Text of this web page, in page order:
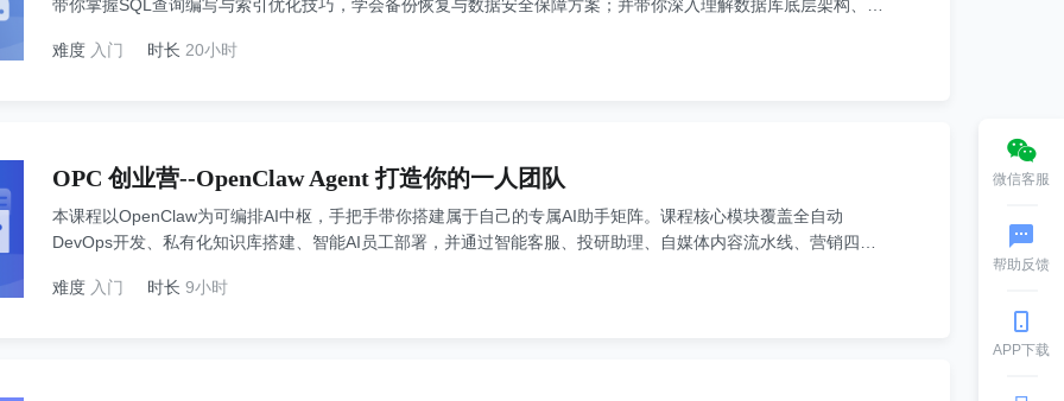
带你掌握SQL查询编写与索引优化技巧，学会备份恢复与数据安全保障方案；并带你深入理解数据库底层架构、
成PostgreSQL从入门到进阶的能力提升。
难度 入门 时长 20小时
OPC 创业营--OpenClaw Agent 打造你的一人团队
本课程以OpenClaw为可编排AI中枢，手把手带你搭建属于自己的专属AI助手矩阵。课程核心模块覆盖全自动
DevOps开发、私有化知识库搭建、智能AI员工部署，并通过智能客服、投研助理、自媒体内容流水线、营销四大
为“超级个体OPC”一人公司数字化系统，助力解锁个人高效闭环全新工作范式。
难度 入门 时长 9小时
微信客服
帮助反馈
APP下载